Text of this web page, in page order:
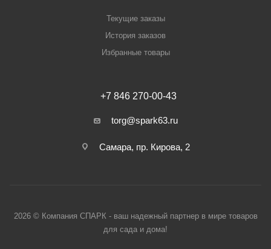
Текущие заказы
История заказов
Избранные товары
+7 846 270-00-43
torg@spark63.ru
Самара, пр. Кирова, 2
2026 © Компания СПАРК - ваш надежный партнер в мире товаров
для сада и дома!